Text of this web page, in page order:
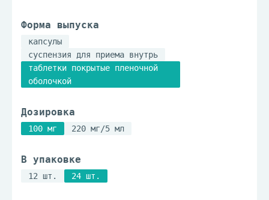
Форма выпуска
капсулы
суспензия для приема внутрь
таблетки покрытые пленочной
оболочкой
Дозировка
100 мг 220 мг/5 мл
В упаковке
12 шт. 24 шт.